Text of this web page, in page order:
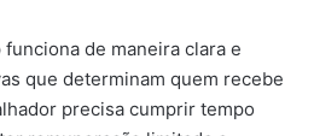
de maneira clara e
que determinam quem recebe
precisa cumprir tempo